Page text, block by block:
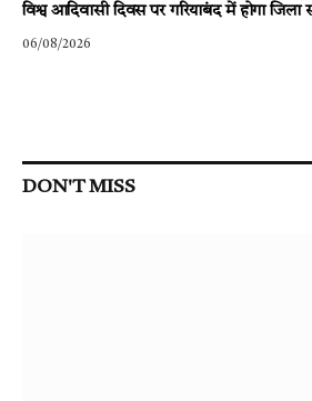
विश्व आदिवासी दिवस पर गरियाबंद में होगा
06/08/2026
DON'T MISS